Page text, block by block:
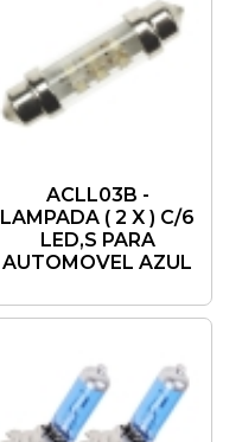
ACLL03B -
LAMPADA ( 2 X ) C/6
LED,S PARA
AUTOMOVEL AZUL